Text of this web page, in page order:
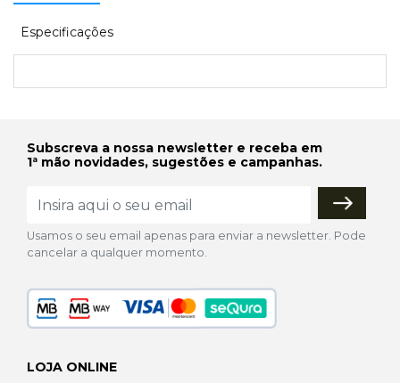
Especificações
Subscreva a nossa newsletter e receba em
1ª mão novidades, sugestões e campanhas.
Usamos o seu email apenas para enviar a newsletter. Pode
cancelar a qualquer momento.
LOJA ONLINE